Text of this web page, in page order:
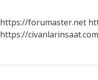
https://forumaster.net
https://